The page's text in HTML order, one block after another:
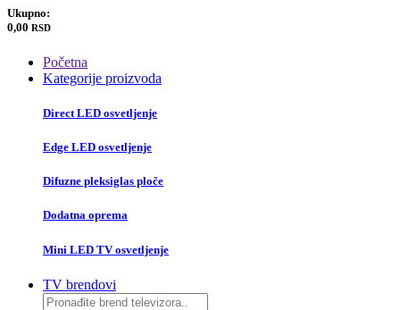
Ukupno:
0,00 RSD
Početna
Kategorije proizvoda
Direct LED osvetljenje
Edge LED osvetljenje
Difuzne pleksiglas ploče
Dodatna oprema
Mini LED TV osvetljenje
TV brendovi